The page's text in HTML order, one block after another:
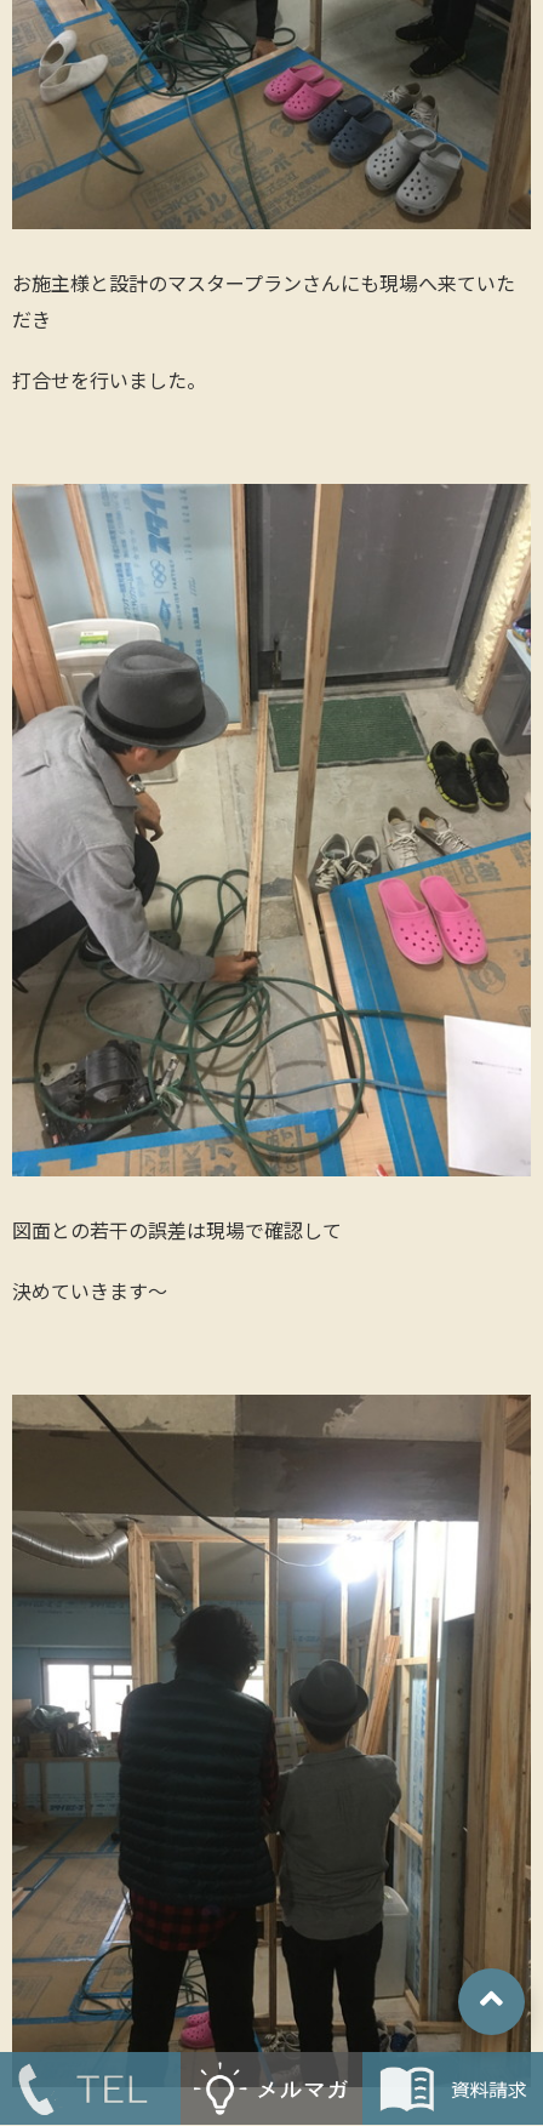
お施主様と設計のマスタープランさんにも現場へ来ていた
だき
打合せを行いました。
図面との若干の誤差は現場で確認して
決めていきます〜